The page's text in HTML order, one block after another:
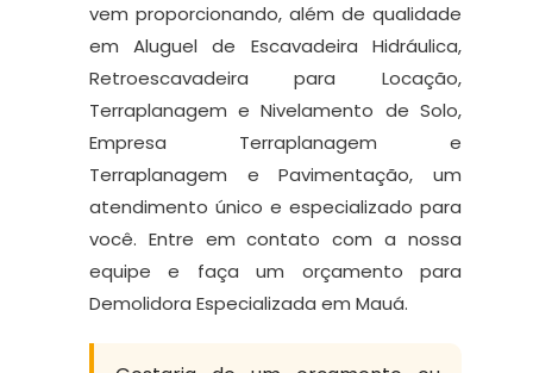
vem proporcionando, além de qualidade
em Aluguel de Escavadeira Hidráulica,
Retroescavadeira para Locação,
Terraplanagem e Nivelamento de Solo,
Empresa Terraplanagem e
Terraplanagem e Pavimentação, um
atendimento único e especializado para
você. Entre em contato com a nossa
equipe e faça um orçamento para
Demolidora Especializada em Mauá.